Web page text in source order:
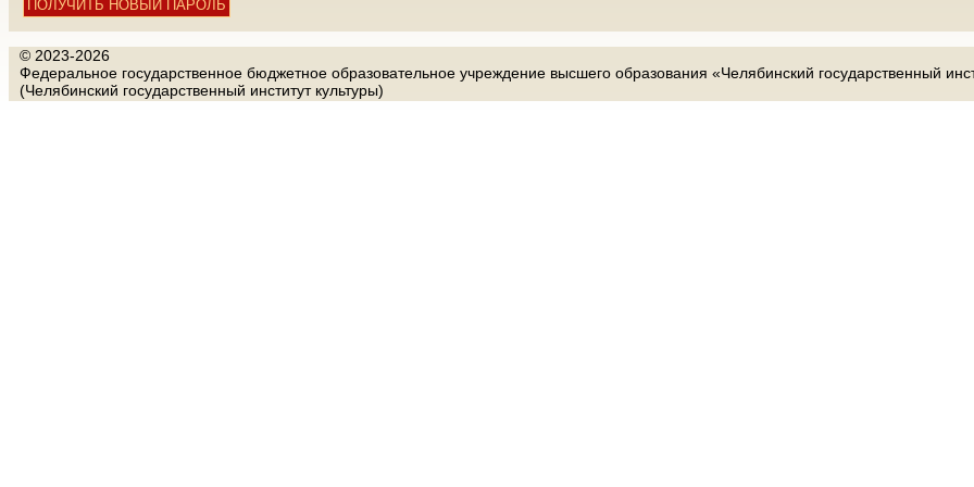
© 2023-2026
Федеральное государственное бюджетное образовательное учреждение высшего образования «Челябинский государственный
(Челябинский государственный институт культуры)